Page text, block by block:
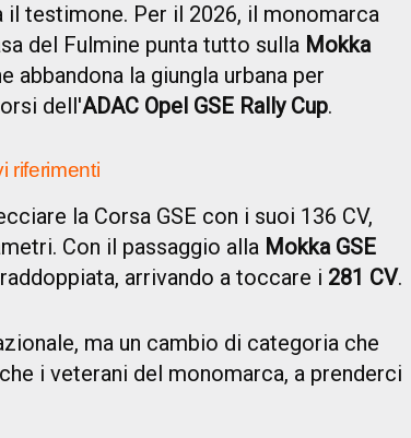
il testimone. Per il 2026, il monomarca
del Fulmine punta tutto sulla Mokka
abbandona la giungla urbana per
dell'ADAC Opel GSE Rally Cup.
riferimenti
la Corsa GSE con i suoi 136 CV,
Con il passaggio alla Mokka GSE
arrivando a toccare i 281 CV.
ma un cambio di categoria che
i veterani del monomarca, a prenderci